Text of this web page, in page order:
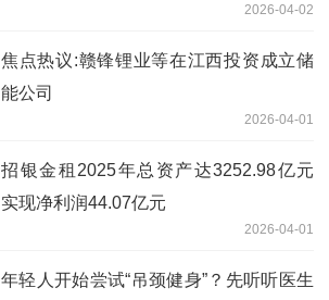
2026-04-02
焦点热议:赣锋锂业等在江西投资成立储
能公司
2026-04-01
招银金租2025年总资产达3252.98亿元
实现净利润44.07亿元
2026-04-01
年轻人开始尝试“吊颈健身”？先听听医生